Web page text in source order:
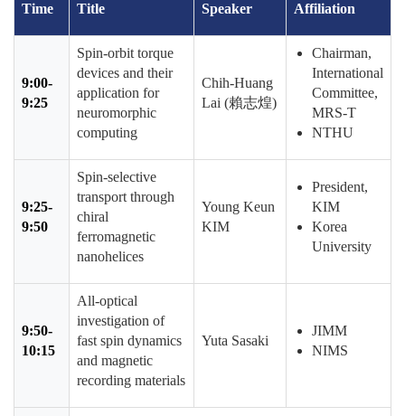
Time Title Speaker Affiliation
9:00-
9:25
Spin-orbit torque
devices and their
application for
neuromorphic
computing
Chih-Huang
Lai (賴志煌)
Chairman,
International
Committee,
MRS-T
NTHU
9:25-
9:50
Spin-selective
transport through
chiral
ferromagnetic
nanohelices
Young Keun
KIM
President,
KIM
Korea
University
9:50-
10:15
All-optical
investigation of
fast spin dynamics
and magnetic
recording materials
Yuta Sasaki
JIMM
NIMS